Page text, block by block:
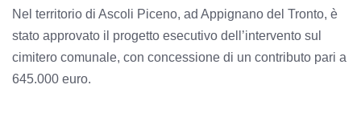
Nel territorio di Ascoli Piceno, ad Appignano del Tronto, è
stato approvato il progetto esecutivo dell’intervento sul
cimitero comunale, con concessione di un contributo pari a
645.000 euro.